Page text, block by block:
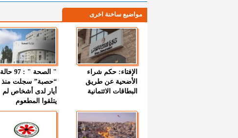
مواضيع ساخنة اخرى
الإفتاء: حكم شراء
الأضحية عن طريق
البطاقات الائتمانية
" الصحة " : 97 حالة
“حصبة” سجلت منذ
أيار لدى أشخاص لم
يتلقوا المطعوم